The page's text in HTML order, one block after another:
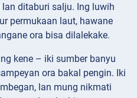
ditaburi salju. Ing luwih
permukaan laut, hawane
ora bisa dilalekake.
kene – iki sumber banyu
ora bakal pengin. Iki
lan mung nikmati